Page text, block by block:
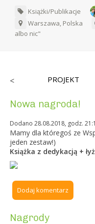
Książki/Publikacje
Warszawa, Polska
albo nic"
< PROJEKT
Nowa nagroda!
Dodano 28.08.2018, godz.
Mamy dla któregoś ze
jeden zestaw!)
Książka z dedykacją +
Dodaj komentarz
Nagrody